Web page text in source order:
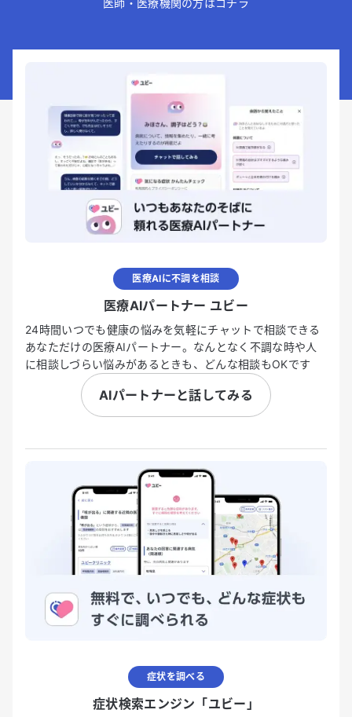
医師・医療機関の方はコチラ
医療AIに不調を相談
医療AIパートナー ユビー
24時間いつでも健康の悩みを気軽にチャットで相談できる
あなただけの医療AIパートナー。なんとなく不調な時や人
に相談しづらい悩みがあるときも、どんな相談もOKです
AIパートナーと話してみる
症状を調べる
症状検索エンジン「ユビー」